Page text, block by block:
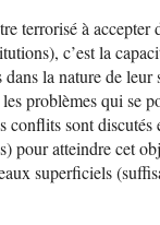
terrorisé à accepter
c’est la
la nature de leur
problèmes qui se
conflits sont
pour atteindre cet
superficiels